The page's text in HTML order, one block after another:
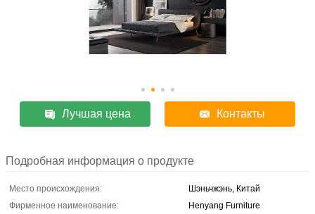
Лучшая цена Контакты
Подробная информация о продукте
Место происхождения:
Шэньчжэнь, Китай
Фирменное наименование:
Henyang Furniture